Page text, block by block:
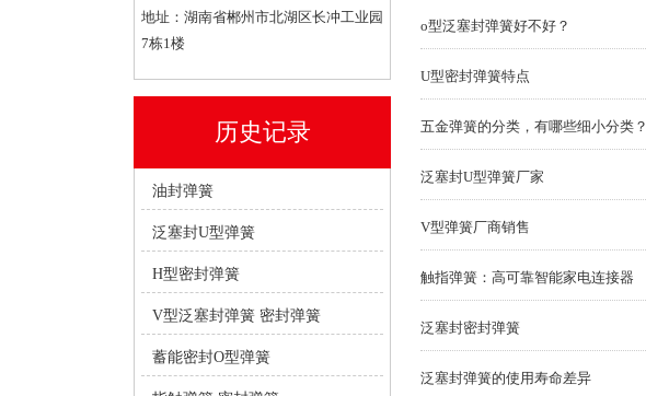
地址：湖南省郴州市北湖区长冲工业园
7栋1楼
历史记录
油封弹簧
泛塞封U型弹簧
H型密封弹簧
V型泛塞封弹簧 密封弹簧
蓄能密封O型弹簧
o型泛塞封弹簧好不好？
U型密封弹簧特点
五金弹簧的分类，有哪些细小分类？
泛塞封U型弹簧厂家
V型弹簧厂商销售
触指弹簧：高可靠智能家电连接器
泛塞封密封弹簧
泛塞封弹簧的使用寿命差异